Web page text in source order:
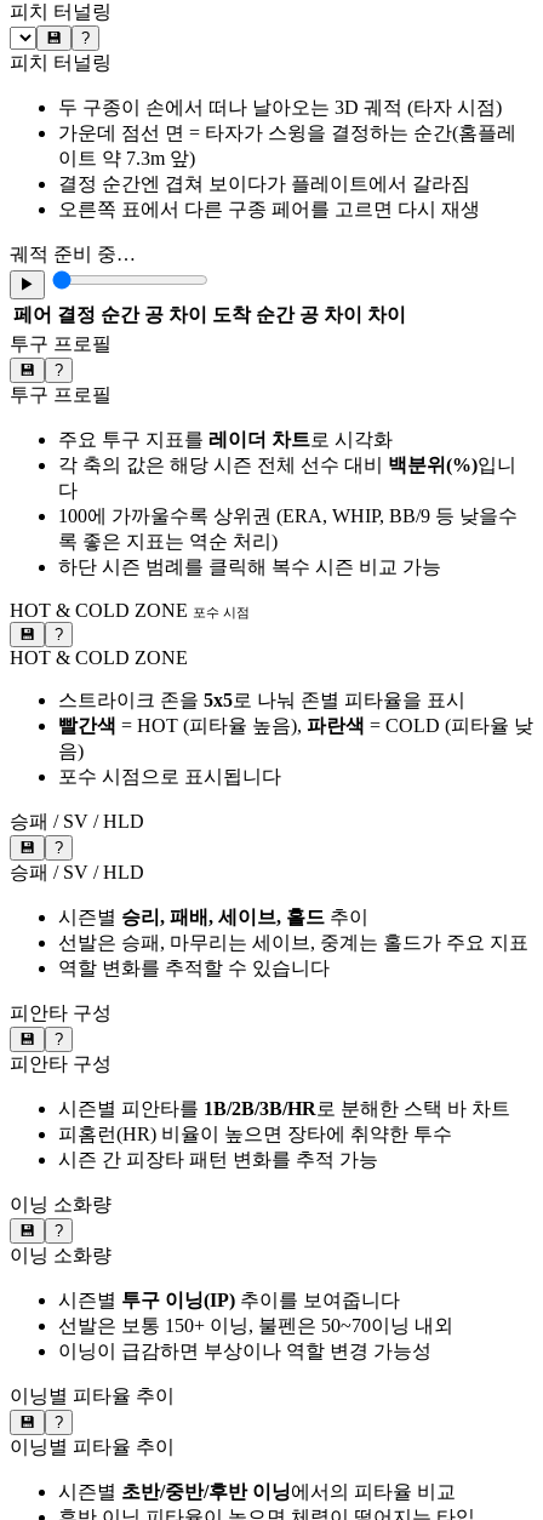
피치 터널링
💾 ?
피치 터널링
두 구종이 손에서 떠나 날아오는 3D 궤적 (타자 시점)
가운데 점선 면 = 타자가 스윙을 결정하는 순간(홈플레
이트 약 7.3m 앞)
결정 순간엔 겹쳐 보이다가 플레이트에서 갈라짐
오른쪽 표에서 다른 구종 페어를 고르면 다시 재생
궤적 준비 중…
▶
페어 결정 순간 공 차이 도착 순간 공 차이
차이
투구 프로필
💾 ?
투구 프로필
주요 투구 지표를 레이더 차트로 시각화
각 축의 값은 해당 시즌 전체 선수 대비 백분위(%)입니
다
100에 가까울수록 상위권 (ERA, WHIP, BB/9 등 낮을수
록 좋은 지표는 역순 처리)
하단 시즌 범례를 클릭해 복수 시즌 비교 가능
HOT & COLD ZONE 포수 시점
💾 ?
HOT & COLD ZONE
스트라이크 존을 5x5로 나눠 존별 피타율을 표시
빨간색 = HOT (피타율 높음), 파란색 = COLD (피타율 낮
음)
포수 시점으로 표시됩니다
승패 / SV / HLD
💾 ?
승패 / SV / HLD
시즌별 승리, 패배, 세이브, 홀드 추이
선발은 승패, 마무리는 세이브, 중계는 홀드가 주요 지표
역할 변화를 추적할 수 있습니다
피안타 구성
💾 ?
피안타 구성
시즌별 피안타를 1B/2B/3B/HR로 분해한 스택 바 차트
피홈런(HR) 비율이 높으면 장타에 취약한 투수
시즌 간 피장타 패턴 변화를 추적 가능
이닝 소화량
💾 ?
이닝 소화량
시즌별 투구 이닝(IP) 추이를 보여줍니다
선발은 보통 150+ 이닝, 불펜은 50~70이닝 내외
이닝이 급감하면 부상이나 역할 변경 가능성
이닝별 피타율 추이
💾 ?
이닝별 피타율 추이
시즌별 초반/중반/후반 이닝에서의 피타율 비교